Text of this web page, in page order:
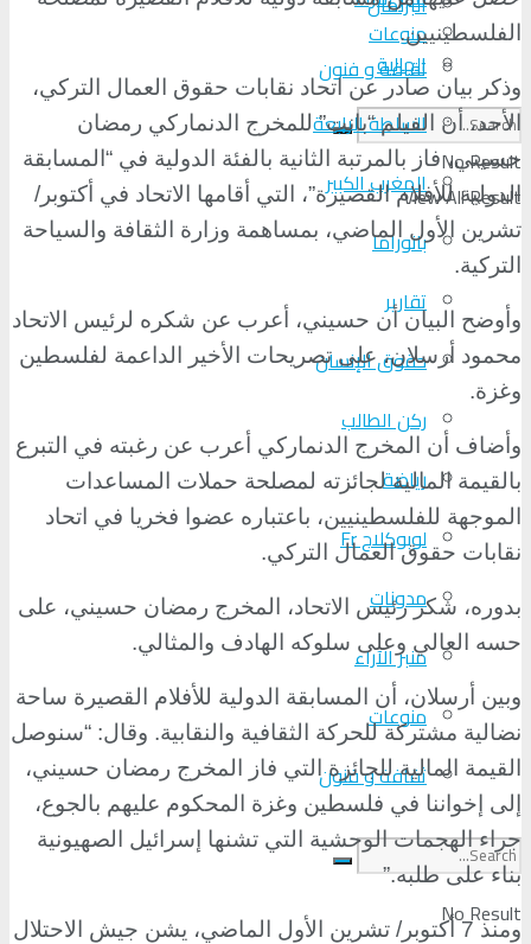
منوعات
ثقافة و فنون
No Result
View All Result
الجالية
السلطة الرابعة
المغرب الكبير
بانوراما
تقارير
حقوق الإنسان
ركن الطالب
رياضة
لوبوكلاج Fr
مدونات
منبر الآراء
منوعات
ثقافة و فنون
No Result
الفلسطينيين.
وذكر بيان صادر عن اتحاد نقابات حقوق العمال التركي،
الأحد، أن الفيلم “بانت” للمخرج الدنماركي رمضان
حسيني، فاز بالمرتبة الثانية بالفئة الدولية في “المسابقة
الدولية للأفلام القصيرة”، التي أقامها الاتحاد في أكتوبر/
تشرين الأول الماضي، بمساهمة وزارة الثقافة والسياحة
التركية.
وأوضح البيان أن حسيني، أعرب عن شكره لرئيس الاتحاد
محمود أرسلان، على تصريحات الأخير الداعمة لفلسطين
وغزة.
وأضاف أن المخرج الدنماركي أعرب عن رغبته في التبرع
بالقيمة المالية لجائزته لمصلحة حملات المساعدات
الموجهة للفلسطينيين، باعتباره عضوا فخريا في اتحاد
نقابات حقوق العمال التركي.
بدوره، شكر رئيس الاتحاد، المخرج رمضان حسيني، على
حسه العالي وعلى سلوكه الهادف والمثالي.
وبين أرسلان، أن المسابقة الدولية للأفلام القصيرة ساحة
نضالية مشتركة للحركة الثقافية والنقابية. وقال: “سنوصل
القيمة المالية للجائزة التي فاز المخرج رمضان حسيني،
إلى إخواننا في فلسطين وغزة المحكوم عليهم بالجوع،
جراء الهجمات الوحشية التي تشنها إسرائيل الصهيونية
بناء على طلبه”.
ومنذ 7 أكتوبر/ تشرين الأول الماضي، يشن جيش الاحتلال